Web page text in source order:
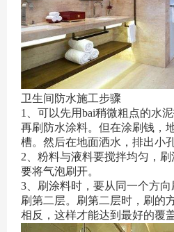
卫生间防水施工步骤
1、可以先用bai稍微粗点的水
再刷防水涂料。但在涂刷钱，
槽。然后在地面洒水，排出小
2、粉料与液料要搅拌均匀，刷
要将气泡刷开。
3、刷涂料时，要从同一个方
刷第二层。刷第二层时，刷的
相反，这样才能达到最好的覆盖